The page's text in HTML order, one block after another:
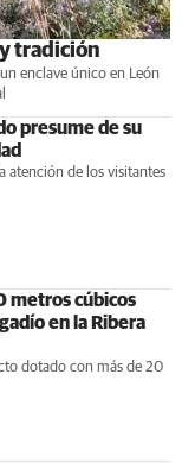
tradición
enclave único en León
presume de su
atención de los visitantes
metros cúbicos
en la Ribera
dotado con más de 20